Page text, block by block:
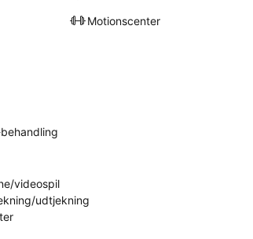
Motionscenter
videospil
udtjekning